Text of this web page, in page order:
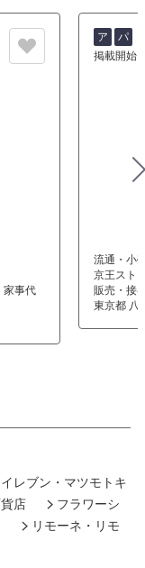
家事代
ア
パ
掲載開始
流通・小
京王スト
販売・接
東京都 八
レブン・マツモトキ
店
フラワーシ
リモーネ・リモ